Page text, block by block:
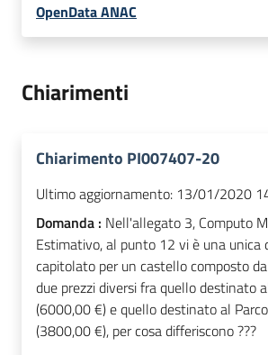
OpenData ANAC
Chiarimenti
Chiarimento PI007407-20
Ultimo aggiornamento: 13/01/2020
Domanda : Nell'allegato 3, Computo
Estimativo, al punto 12 vi è una unica
capitolato per un castello composto
due prezzi diversi fra quello destinato
(6000,00 €) e quello destinato al
(3800,00 €), per cosa differiscono ???